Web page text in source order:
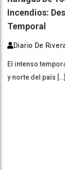
Incendios:
Temporal
Diario De
El intenso
y norte del país […]